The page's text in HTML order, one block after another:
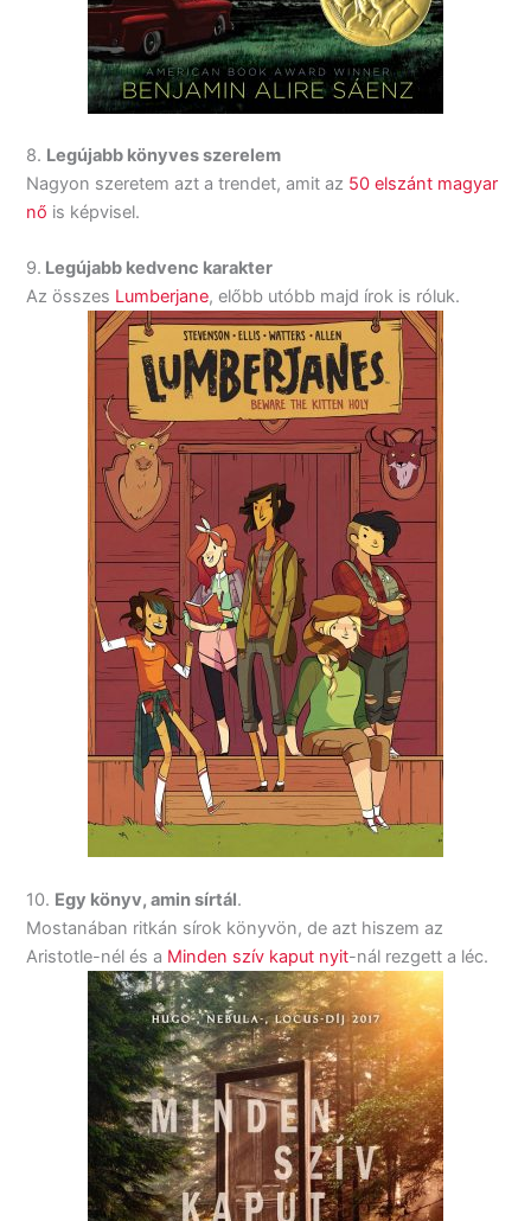
8. Legújabb könyves szerelem
Nagyon szeretem azt a trendet, amit az 50 elszánt magyar
nő is képvisel.
9. Legújabb kedvenc karakter
Az összes Lumberjane, előbb utóbb majd írok is róluk.
10. Egy könyv, amin sírtál.
Mostanában ritkán sírok könyvön, de azt hiszem az
Aristotle-nél és a Minden szív kaput nyit-nál rezgett a léc.